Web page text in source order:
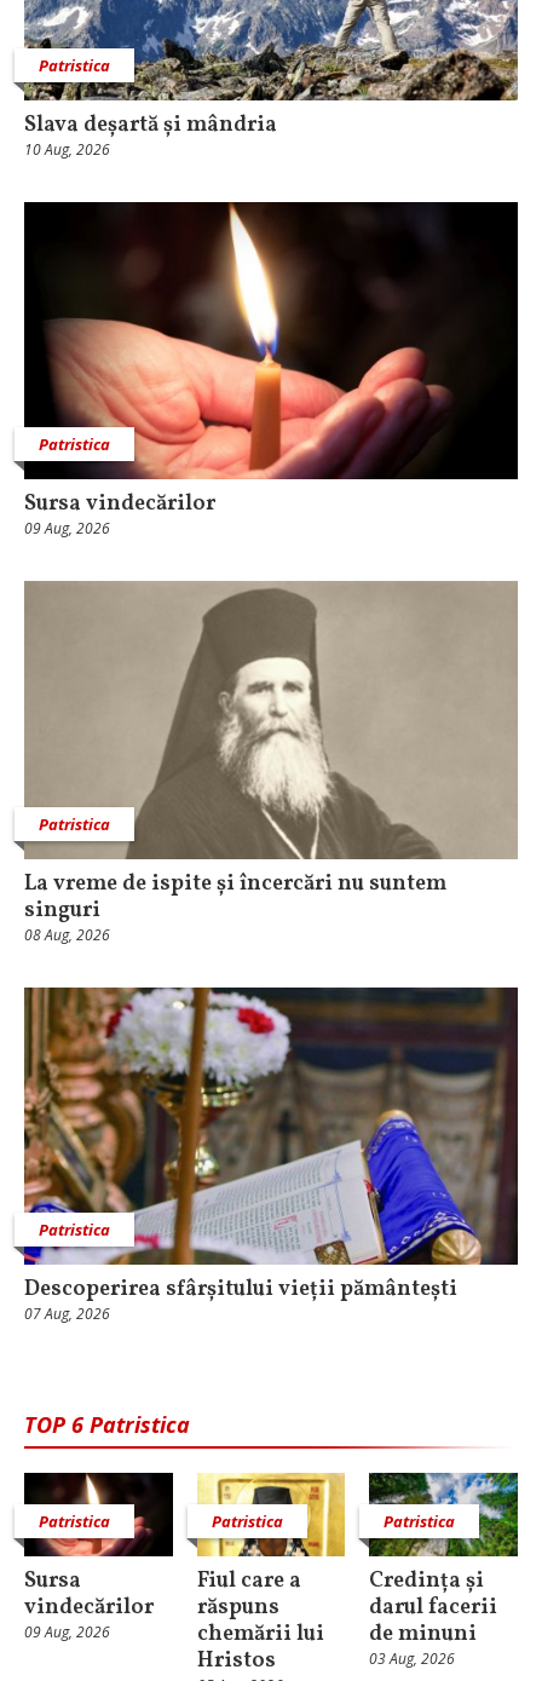
Patristica
Slava deșartă și mândria
10 Aug, 2026
Patristica
Sursa vindecărilor
09 Aug, 2026
Patristica
La vreme de ispite și încercări nu suntem
singuri
08 Aug, 2026
Patristica
Descoperirea sfârșitului vieții pământești
07 Aug, 2026
TOP 6 Patristica
Patristica
Sursa
vindecărilor
09 Aug, 2026
Patristica
Fiul care a
răspuns
chemării lui
Hristos
Patristica
Credința și
darul facerii
de minuni
03 Aug, 2026